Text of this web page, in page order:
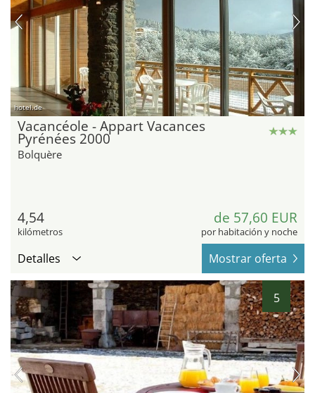
hotel.de
Vacancéole - Appart Vacances
Pyrénées 2000
Bolquère
4,54
kilómetros
de 57,60 EUR
por habitación y noche
Detalles Mostrar oferta
5